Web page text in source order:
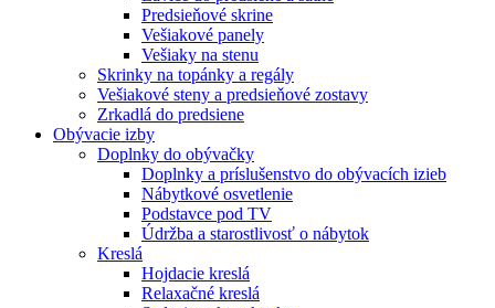
Predsieňové skrine
Vešiakové panely
Vešiaky na stenu
Skrinky na topánky a regály
Vešiakové steny a predsieňové zostavy
Zrkadlá do predsiene
Obývacie izby
Doplnky do obývačky
Doplnky a príslušenstvo do obývacích izieb
Nábytkové osvetlenie
Podstavce pod TV
Údržba a starostlivosť o nábytok
Kreslá
Hojdacie kreslá
Relaxačné kreslá